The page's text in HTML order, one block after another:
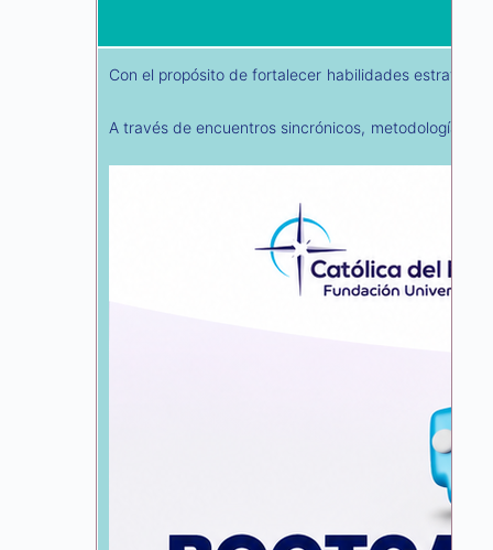
Con el propósito de fortalecer habilidades
A través de encuentros sincrónicos, metodologías